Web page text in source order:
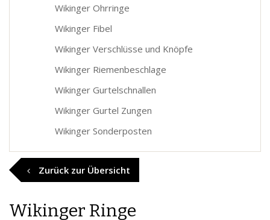
Wikinger Ohrringe
Wikinger Fibel
Wikinger Verschlüsse und Knöpfe
Wikinger Riemenbeschlage
Wikinger Gurtelschnallen
Wikinger Gurtel Zungen
Wikinger Sonderposten
Zurück zur Übersicht
Wikinger Ringe